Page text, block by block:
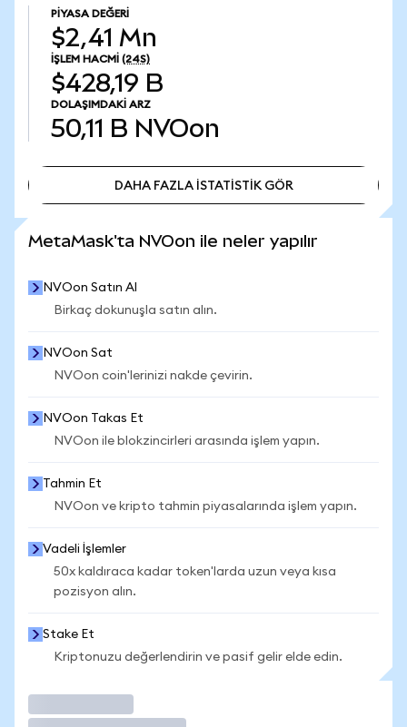
PIYASA DEĞERI
$2,41 Mn
İŞLEM HACMI (24S)
$428,19 B
DOLAŞIMDAKI ARZ
50,11 B NVOon
DAHA FAZLA İSTATİSTİK GÖR
MetaMask'ta NVOon ile neler yapılır
NVOon Satın Al
Birkaç dokunuşla satın alın.
NVOon Sat
NVOon coin'lerinizi nakde çevirin.
NVOon Takas Et
NVOon ile blokzincirleri arasında işlem yapın.
Tahmin Et
NVOon ve kripto tahmin piyasalarında işlem yapın.
Vadeli İşlemler
50x kaldıraca kadar token'larda uzun veya kısa
pozisyon alın.
Stake Et
Kriptonuzu değerlendirin ve pasif gelir elde edin.